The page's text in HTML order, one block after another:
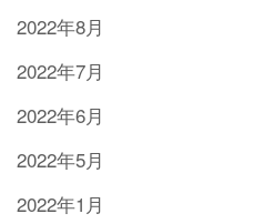
2022年8月
2022年7月
2022年6月
2022年5月
2022年1月